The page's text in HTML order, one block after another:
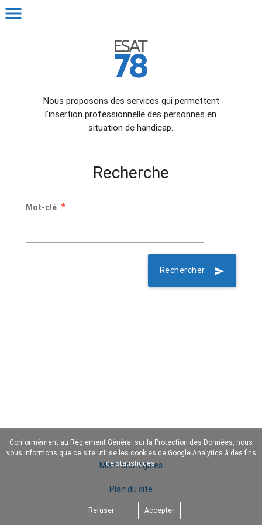
Conformément au Règlement Général sur la Protection des Données, nous
vous informons que ce site utilise les cookies de Google Analytics à des fins
de statistiques.
Refuser Accepter
menu
Nous proposons des services qui permettent
l'insertion professionnelle des personnes en
situation de handicap.
Recherche
Mot-clé *
Rechercher send
Mentions légales
Plan du site